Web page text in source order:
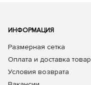
ИНФОРМАЦИЯ
Размерная сетка
Оплата и доставка
Условия возврата